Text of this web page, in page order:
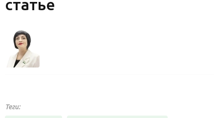
статье
Теги: